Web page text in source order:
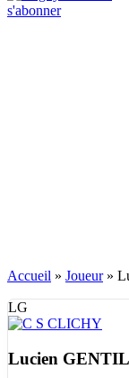
s'abonner
Accueil » Joueur»
LG
Lucien GENTIL